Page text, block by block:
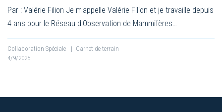
Par : Valérie Filion Je m'appelle Valérie Filion et je travaille depuis
4 ans pour le Réseau d'Observation de Mammifères…
Collaboration Spéciale | Carnet de terrain
4/9/2025